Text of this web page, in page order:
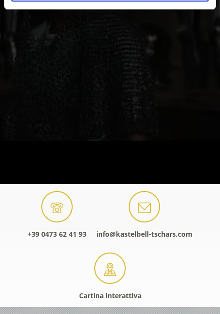
+39 0473 62 41 93 info@kastelbell-tschars.com
Cartina interattiva